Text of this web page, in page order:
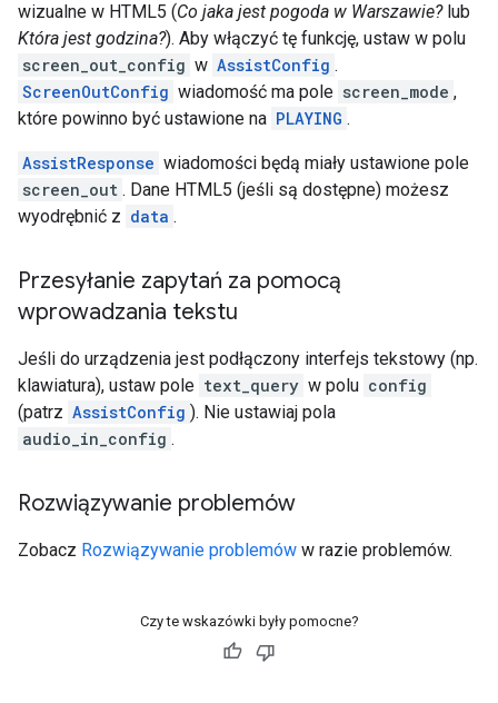
wizualne w HTML5 (Co jaka jest pogoda w Warszawie?lub
Która jest godzina?). Aby włączyć tę funkcję, ustaw w polu
screen_out_config w AssistConfig .
ScreenOutConfig wiadomość ma pole screen_mode ,
które powinno być ustawione na PLAYING .
AssistResponse wiadomości będą miały ustawione pole
screen_out . Dane HTML5 (jeśli są dostępne) możesz
wyodrębnić z data .
Przesyłanie zapytań za pomocą
wprowadzania tekstu
Jeśli do urządzenia jest podłączony interfejs tekstowy (np.
klawiatura), ustaw pole text_query w polu config
(patrz AssistConfig ). Nie ustawiaj pola
audio_in_config .
Rozwiązywanie problemów
Zobacz Rozwiązywanie problemów w razie problemów.
Czy te wskazówki były pomocne?